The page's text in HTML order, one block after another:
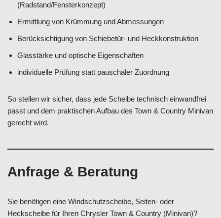
(Radstand/Fensterkonzept)
Ermittlung von Krümmung und Abmessungen
Berücksichtigung von Schiebetür- und Heckkonstruktion
Glasstärke und optische Eigenschaften
individuelle Prüfung statt pauschaler Zuordnung
So stellen wir sicher, dass jede Scheibe technisch einwandfrei
passt und dem praktischen Aufbau des Town & Country Minivan
gerecht wird.
Anfrage & Beratung
Sie benötigen eine Windschutzscheibe, Seiten- oder
Heckscheibe für Ihren Chrysler Town & Country (Minivan)?